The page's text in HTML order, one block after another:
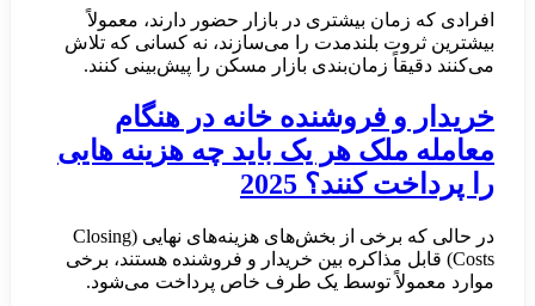
افرادی که زمان بیشتری در بازار حضور دارند، معمولاً
بیشترین ثروت بلندمدت را می‌سازند، نه کسانی که تلاش
می‌کنند دقیقاً زمان‌بندی بازار مسکن را پیش‌بینی کنند.
خریدار و فروشنده خانه در هنگام
معامله ملک هر یک باید چه هزینه هایی
را پرداخت کنند؟ 2025
در حالی که برخی از بخش‌های هزینه‌های نهایی (Closing
Costs) قابل مذاکره بین خریدار و فروشنده هستند، برخی
موارد معمولاً توسط یک طرف خاص پرداخت می‌شود.